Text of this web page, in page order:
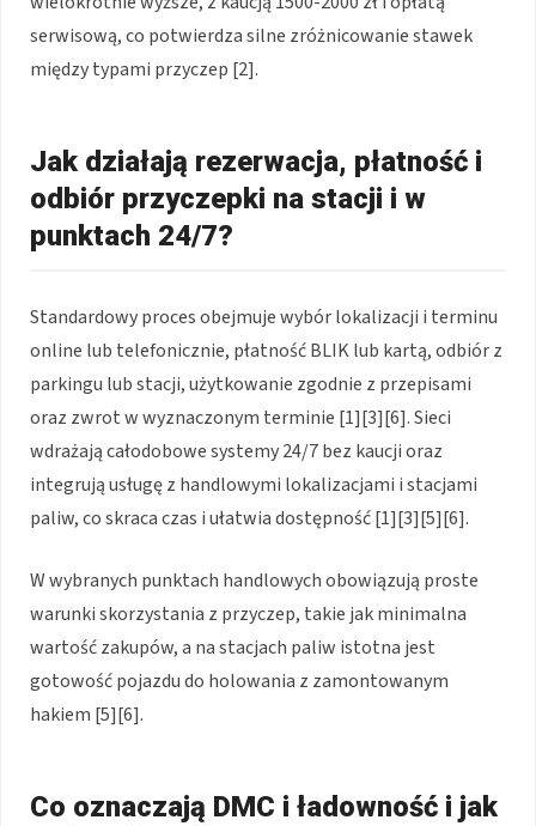
serwisową, co potwierdza silne zróżnicowanie stawek
między typami przyczep [2].
Jak działają rezerwacja, płatność i
odbiór przyczepki na stacji i w
punktach 24/7?
Standardowy proces obejmuje wybór lokalizacji i terminu
online lub telefonicznie, płatność BLIK lub kartą, odbiór z
parkingu lub stacji, użytkowanie zgodnie z przepisami
oraz zwrot w wyznaczonym terminie [1][3][6]. Sieci
wdrażają całodobowe systemy 24/7 bez kaucji oraz
integrują usługę z handlowymi lokalizacjami i stacjami
paliw, co skraca czas i ułatwia dostępność [1][3][5][6].
W wybranych punktach handlowych obowiązują proste
warunki skorzystania z przyczep, takie jak minimalna
wartość zakupów, a na stacjach paliw istotna jest
gotowość pojazdu do holowania z zamontowanym
hakiem [5][6].
Co oznaczają DMC i ładowność i jak